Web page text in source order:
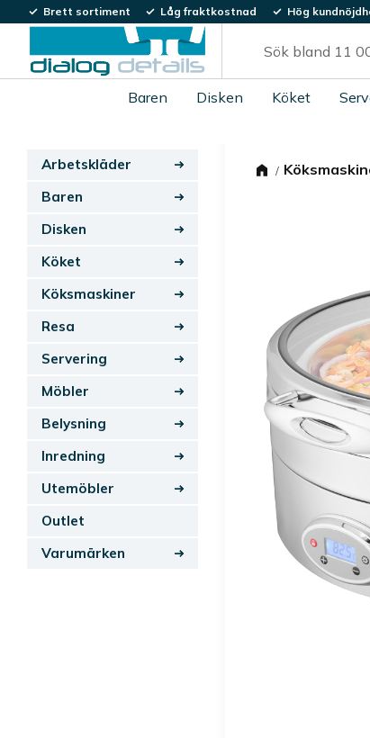
Brett sortiment Låg fraktkostnad Hög
Baren Disken Köket
Arbetskläder
Baren
Disken
Köket
Köksmaskiner
Resa
Servering
Möbler
Belysning
Inredning
Utemöbler
Outlet
Varumärken